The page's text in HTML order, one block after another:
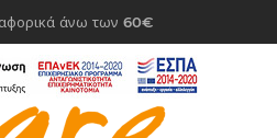
άνω των 60€